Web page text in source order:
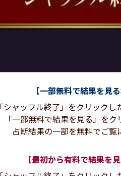
【一部無料で結果を見る
「シャッフル終了」をクリック
「一部無料で結果を見る」をク
占断結果の一部を無料でご覧
【最初から有料で結果を見